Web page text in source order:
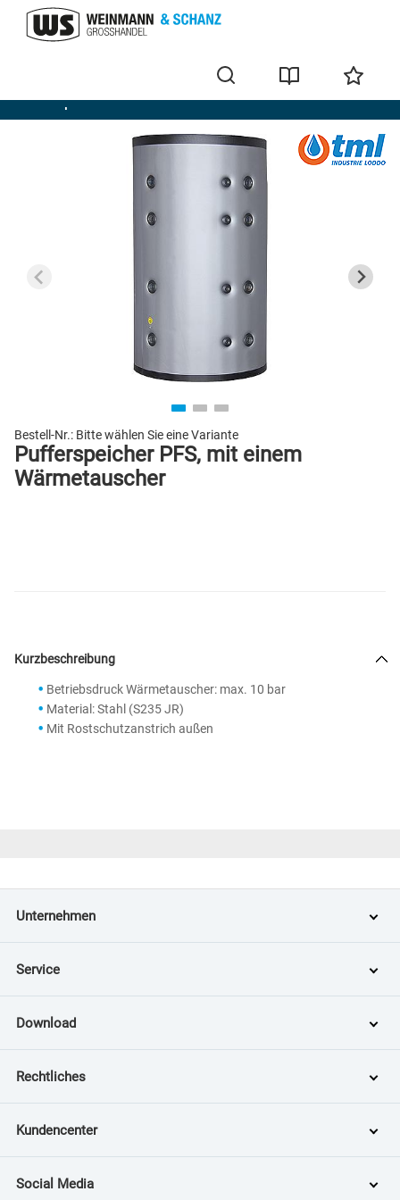
Pufferspeicher
Bestell-Nr.: Bitte wählen Sie eine Variante
Pufferspeicher PFS, mit einem
Wärmetauscher
Kurzbeschreibung
Betriebsdruck Wärmetauscher: max. 10 bar
Material: Stahl (S235 JR)
Mit Rostschutzanstrich außen
Unternehmen
Service
Download
Rechtliches
Kundencenter
Social Media